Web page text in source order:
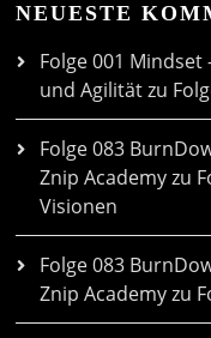
NEUESTE
Folge 001 Mindset
und Agilitätzu
Folge 083
Znip Academyzu
Visionen
Folge 083
Znip Academyzu